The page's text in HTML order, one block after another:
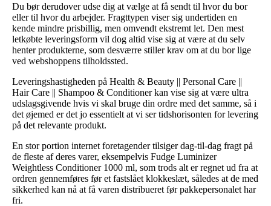
Du bør derudover udse dig at vælge at få sendt til hvor du bor
eller til hvor du arbejder. Fragttypen viser sig undertiden en
kende mindre prisbillig, men omvendt ekstremt let. Den mest
letkøbte leveringsform vil dog altid vise sig at være at du selv
henter produkterne, som desværre stiller krav om at du bor lige
ved webshoppens tilholdssted.
Leveringshastigheden på Health & Beauty || Personal Care ||
Hair Care || Shampoo & Conditioner kan vise sig at være ultra
udslagsgivende hvis vi skal bruge din ordre med det samme, så i
det øjemed er det jo essentielt at vi ser tidshorisonten for levering
på det relevante produkt.
En stor portion internet foretagender tilsiger dag-til-dag fragt på
de fleste af deres varer, eksempelvis Fudge Luminizer
Weightless Conditioner 1000 ml, som trods alt er regnet ud fra at
ordren gennemføres før et fastslået klokkeslæt, således at de med
sikkerhed kan nå at få varen distribueret før pakkepersonalet har
fri.